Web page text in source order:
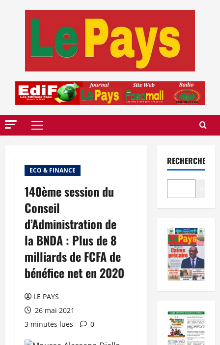
Menu
ECO & FINANCE
140ème session du
Conseil
d’Administration de
la BNDA : Plus de 8
milliards de FCFA de
bénéfice net en 2020
LE PAYS
26 mai 2021
3 minutes lues
0
RECHERCHER